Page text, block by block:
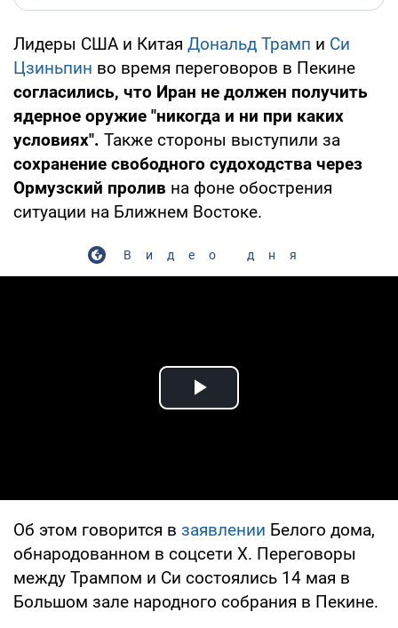
Лидеры США и Китая Дональд Трамп и Си
Цзиньпин во время переговоров в Пекине
согласились, что Иран не должен получить
ядерное оружие "никогда и ни при каких
условиях". Также стороны выступили за
сохранение свободного судоходства через
Ормузский пролив на фоне обострения
ситуации на Ближнем Востоке.
Видео дня
Play Video
Об этом говорится в заявлении Белого дома,
обнародованном в соцсети X. Переговоры
между Трампом и Си состоялись 14 мая в
Большом зале народного собрания в Пекине.